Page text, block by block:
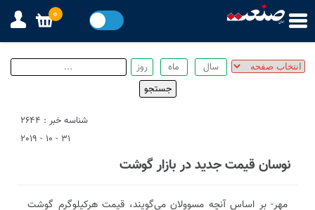
شناسه خبر : 2644
31 - 10 - 2019
نوسان قیمت جدید در بازار گوشت
مهر- بر اساس آنچه مسوولان می‌گویند، قیمت هرکیلوگرم گوشت
0